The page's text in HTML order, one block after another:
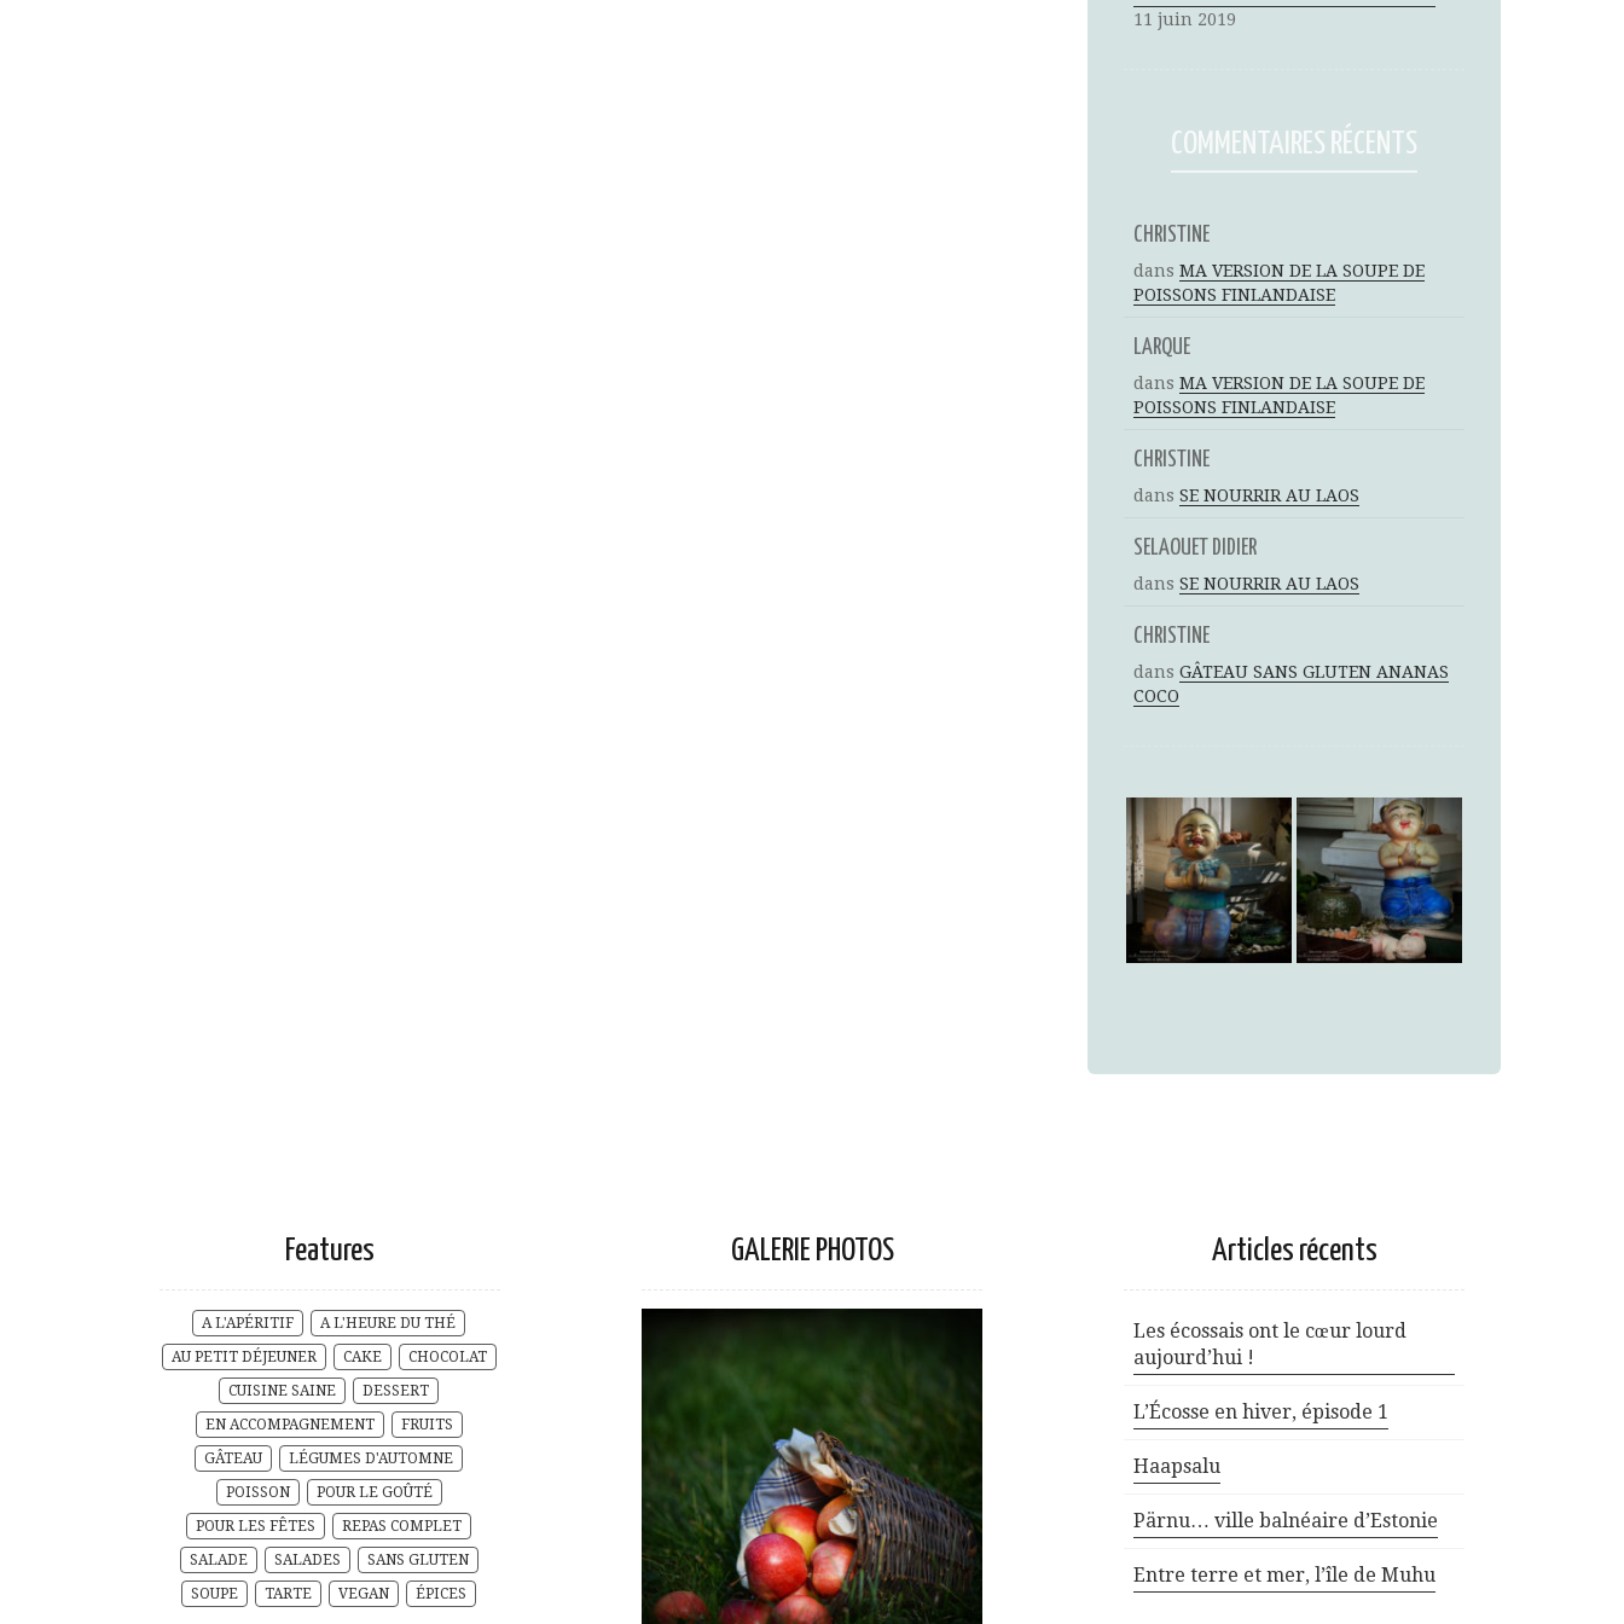
11 juin 2019
COMMENTAIRES RÉCENTS
CHRISTINE
dans MA VERSION DE LA SOUPE DE
POISSONS FINLANDAISE
LARQUE
dans MA VERSION DE LA SOUPE DE
POISSONS FINLANDAISE
CHRISTINE
dans SE NOURRIR AU LAOS
SELAOUET DIDIER
dans SE NOURRIR AU LAOS
CHRISTINE
dans GÂTEAU SANS GLUTEN ANANAS
COCO
Features
A L'APÉRITIF
A L'HEURE DU THÉ
AU PETIT DÉJEUNER
CAKE
CHOCOLAT
CUISINE SAINE
DESSERT
EN ACCOMPAGNEMENT
FRUITS
GÂTEAU
LÉGUMES D'AUTOMNE
POISSON
POUR LE GOÛTÉ
POUR LES FÊTES
REPAS COMPLET
SALADE
SALADES
SANS GLUTEN
SOUPE
TARTE VEGAN ÉPICES
GALERIE PHOTOS Articles récents
Les écossais ont le cœur lourd
aujourd’hui !
L’Écosse en hiver, épisode 1
Haapsalu
Pärnu… ville balnéaire d’Estonie
Entre terre et mer, l’île de Muhu